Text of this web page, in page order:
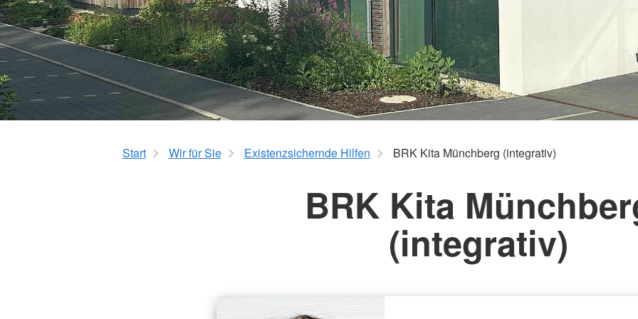
Barrierefreiheitserklärung
Start Wir für Sie Existenzsichernde Hilfen BRK Kita Münchberg (integrativ)
BRK Kita
(integrativ)